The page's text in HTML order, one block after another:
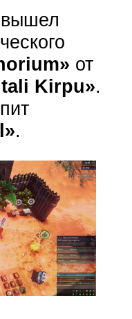
вышел
от
Kirpu».
.